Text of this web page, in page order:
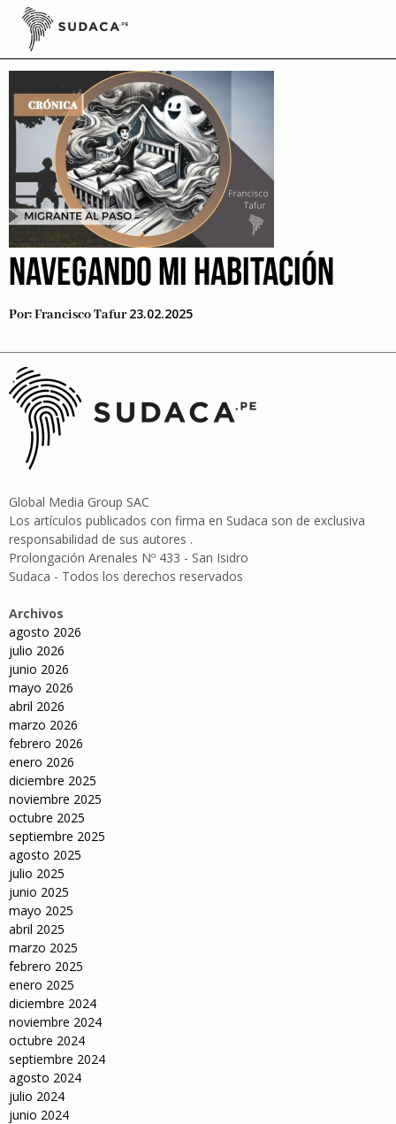
Skip
contentamanecer
NAVEGANDO MI HABITACIÓN
Por:Francisco Tafur 23.02.2025
Global Media Group SAC
Los artículos publicados con firma en Sudaca son de exclusiva
responsabilidad de sus autores .
Prolongación Arenales Nº 433 - San Isidro
Sudaca - Todos los derechos reservados
Archivos
agosto 2026
julio 2026
junio 2026
mayo 2026
abril 2026
marzo 2026
febrero 2026
enero 2026
diciembre 2025
noviembre 2025
octubre 2025
septiembre 2025
agosto 2025
julio 2025
junio 2025
mayo 2025
abril 2025
marzo 2025
febrero 2025
enero 2025
diciembre 2024
noviembre 2024
octubre 2024
septiembre 2024
agosto 2024
julio 2024
junio 2024